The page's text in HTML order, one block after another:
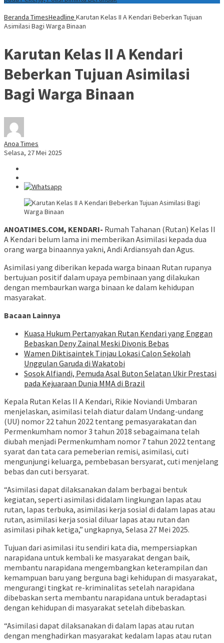
Beranda TimesHeadline Karutan Kelas II A Kendari Beberkan Tujuan
Asimilasi Bagi Warga Binaan
Karutan Kelas II A Kendari
Beberkan Tujuan Asimilasi
Bagi Warga Binaan
Anoa Times
Selasa, 27 Mei 2025
ANOATIMES.COM, KENDARI- Rumah Tahanan (Rutan) Kelas II
A Kendari belum lama ini memberikan Asimilasi kepada dua
orang warga binaannya yakni, Andi Ardiansyah dan Agus.
Asimilasi yang diberikan kepada warga binaan Rutan rupanya
bertujuan positif dalam upaya pembinaan yang dilakukan
dengan membaurkan warga binaan ke dalam kehidupan
masyarakat.
Bacaan Lainnya
Kuasa Hukum Pertanyakan Rutan Kendari yang Enggan
Bebaskan Deny Zainal Meski Divonis Bebas
Wamen Diktisaintek Tinjau Lokasi Calon Sekolah
Unggulan Garuda di Wakatobi
Sosok Alfiandi, Pemuda Asal Buton Selatan Ukir Prestasi
pada Kejuaraan Dunia MMA di Brazil
Kepala Rutan Kelas II A Kendari, Rikie Noviandi Umbaran
menjelaskan, asimilasi telah diatur dalam Undang-undang
(UU) nomor 22 tahun 2022 tentang pemasyarakatan dan
Permenkumham nomor 3 tahun 2018 sebagaimana telah
diubah menjadi Permenkumham nomor 7 tahun 2022 tentang
syarat dan tata cara pemeberian remisi, asimilasi, cuti
mengunjungi keluarga, pembebasan bersyarat, cuti menjelang
bebas dan cuti bersyarat.
“Asimilasi dapat dilaksanakan dalam berbagai bentuk
kegiatan, seperti asimilasi didalam lingkungan lapas atau
rutan, lapas terbuka, asimilasi kerja sosial di dalam lapas atau
rutan, asimilasi kerja sosial diluar lapas atau rutan dan
asimilasi pihak ketiga,” ungkapnya, Selasa 27 Mei 2025.
Tujuan dari asimilasi itu sendiri kata dia, mempersiapkan
narapidana untuk kembali ke masyarakat dengan baik,
membantu narapidana mengembangkan keterampilan dan
kemampuan baru yang berguna bagi kehidupan di masyarakat,
mengurangi tingkat re-kriminalitas setelah narapidana
dibebaskan serta membantu narapidana untuk beradaptasi
dengan kehidupan di masyarakat setelah dibebaskan.
“Asimilasi dapat dilaksanakan di dalam lapas atau rutan
dengan menghadirkan masyarakat kedalam lapas atau rutan